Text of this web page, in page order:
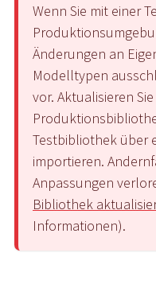
Wenn Sie mit einer
Änderungen an
Modelltypen
vor. Aktualisieren
Testbibliothek über
importieren.
Anpassungen
Bibliothek
Informationen).